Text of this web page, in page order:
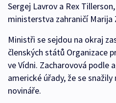
Sergej Lavrov a Rex
ministerstva zahraničí Marija
Ministři se sejdou na okraj
členských států Organizace
ve Vídni. Zacharovová podle
americké úřady, že se
novináře.